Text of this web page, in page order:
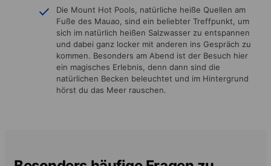
Die Mount Hot Pools, natürliche heiße Quellen am
Fuße des Mauao, sind ein beliebter Treffpunkt, um
sich im natürlich heißen Salzwasser zu entspannen
und dabei ganz locker mit anderen ins Gespräch zu
kommen. Besonders am Abend ist der Besuch hier
ein magisches Erlebnis, denn dann sind die
natürlichen Becken beleuchtet und im Hintergrund
hörst du das Meer rauschen.